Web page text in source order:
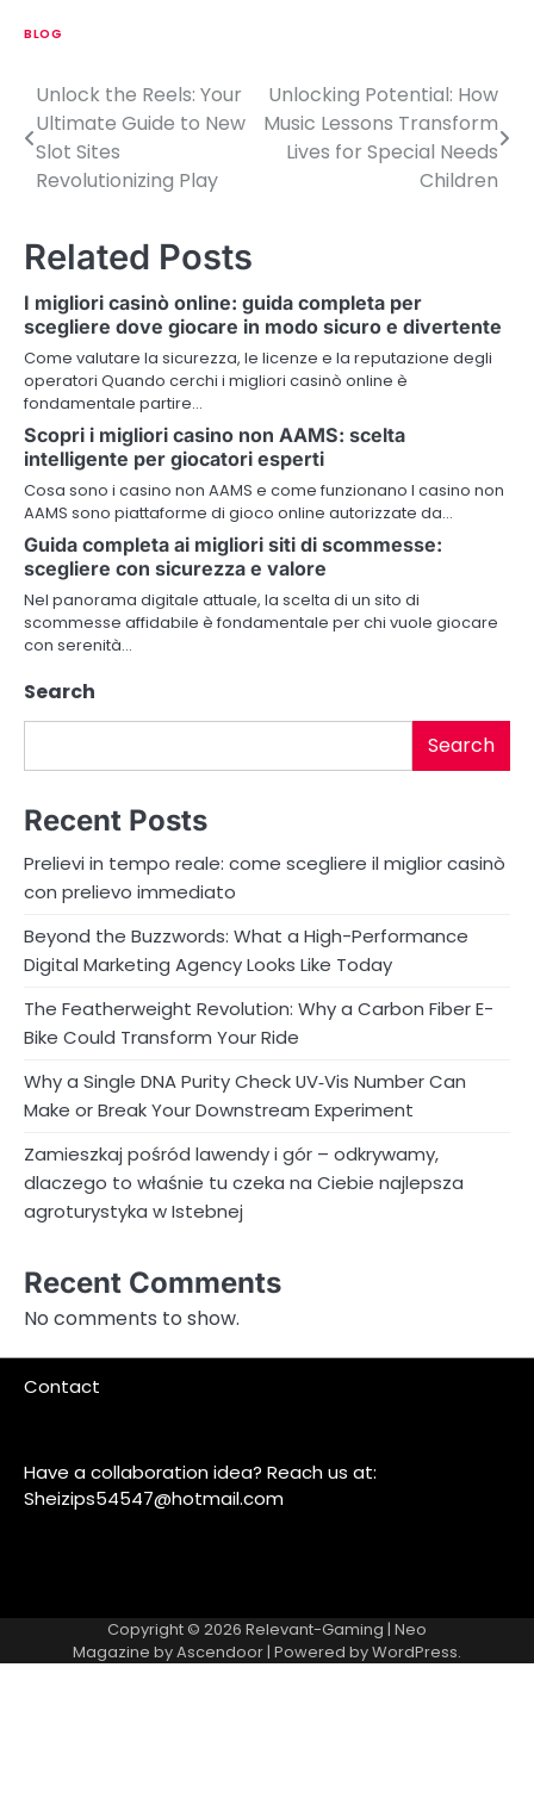
BLOG
P
o
s
n
a
v
i
g
a
t
i
o
n
Unlock the Reels: Your
Ultimate Guide to New
Slot Sites
Revolutionizing Play
Unlocking Potential: How
Music Lessons Transform
Lives for Special Needs
Children
Related Posts
I migliori casinò online: guida completa per
scegliere dove giocare in modo sicuro e divertente
Come valutare la sicurezza, le licenze e la reputazione degli
operatori Quando cerchi i migliori casinò online è
fondamentale partire…
Scopri i migliori casino non AAMS: scelta
intelligente per giocatori esperti
Cosa sono i casino non AAMS e come funzionano I casino non
AAMS sono piattaforme di gioco online autorizzate da…
Guida completa ai migliori siti di scommesse:
scegliere con sicurezza e valore
Nel panorama digitale attuale, la scelta di un sito di
scommesse affidabile è fondamentale per chi vuole giocare
con serenità…
Search
Search
Recent Posts
Prelievi in tempo reale: come scegliere il miglior casinò
con prelievo immediato
Beyond the Buzzwords: What a High-Performance
Digital Marketing Agency Looks Like Today
The Featherweight Revolution: Why a Carbon Fiber E-
Bike Could Transform Your Ride
Why a Single DNA Purity Check UV‑Vis Number Can
Make or Break Your Downstream Experiment
Zamieszkaj pośród lawendy i gór – odkrywamy,
dlaczego to właśnie tu czeka na Ciebie najlepsza
agroturystyka w Istebnej
Recent Comments
No comments to show.
Contact
Have a collaboration idea? Reach us at:
Sheizips54547@hotmail.com
Copyright © 2026 Relevant-Gaming | Neo
Magazine byAscendoor| Powered byWordPress.